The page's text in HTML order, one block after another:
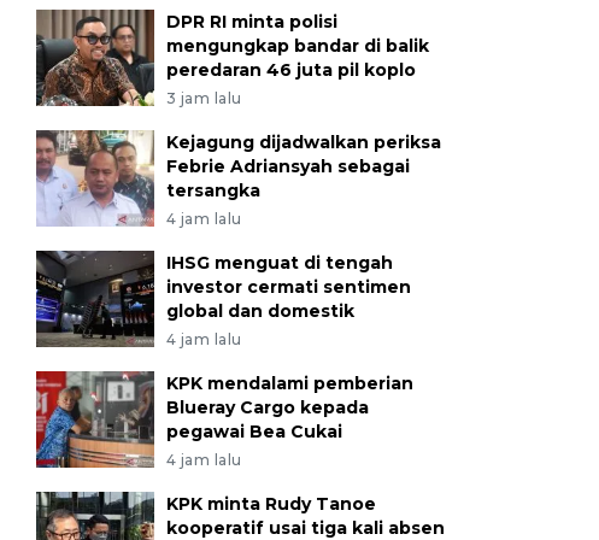
DPR RI minta polisi
mengungkap bandar di balik
peredaran 46 juta pil koplo
3 jam lalu
Kejagung dijadwalkan periksa
Febrie Adriansyah sebagai
tersangka
4 jam lalu
IHSG menguat di tengah
investor cermati sentimen
global dan domestik
4 jam lalu
KPK mendalami pemberian
Blueray Cargo kepada
pegawai Bea Cukai
4 jam lalu
KPK minta Rudy Tanoe
kooperatif usai tiga kali absen